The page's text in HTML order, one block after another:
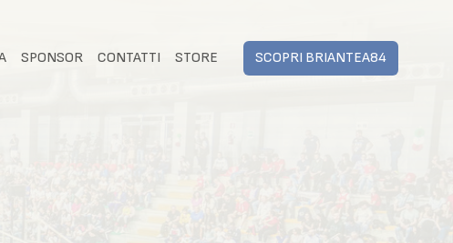
SPONSOR CONTATTI STORE SCOPRI BRIANTEA84